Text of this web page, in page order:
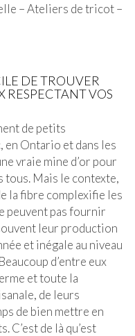
– Ateliers de tricot –
DE TROUVER
RESPECTANT VOS
de petits
en Ontario et dans les
vraie mine d’or pour
tous. Mais le contexte,
la fibre complexifie les
peuvent pas fournir
leur production
et inégale au niveau
d’entre eux
et toute la
de leurs
de bien mettre en
C’est de là qu’est